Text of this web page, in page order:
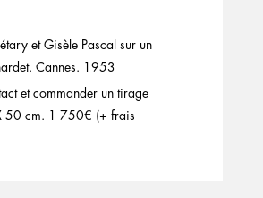
et Gisèle Pascal sur un
Cannes. 1953
et commander un tirage
50 cm. 1 750€ (+ frais